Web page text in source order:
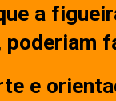
a
e